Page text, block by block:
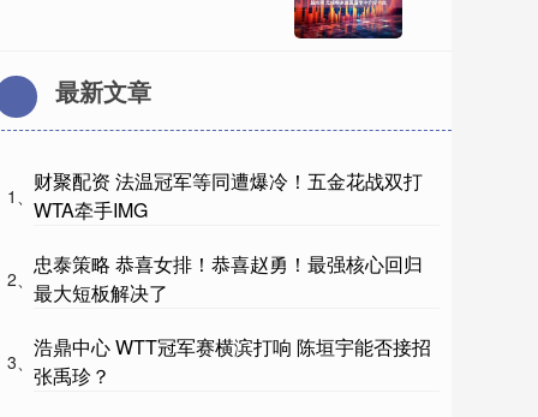
最新文章
1、
财聚配资 法温冠军等同遭爆冷！五金花战双打
WTA牵手IMG
2、
忠泰策略 恭喜女排！恭喜赵勇！最强核心回归
最大短板解决了
3、
浩鼎中心 WTT冠军赛横滨打响 陈垣宇能否接招
张禹珍？